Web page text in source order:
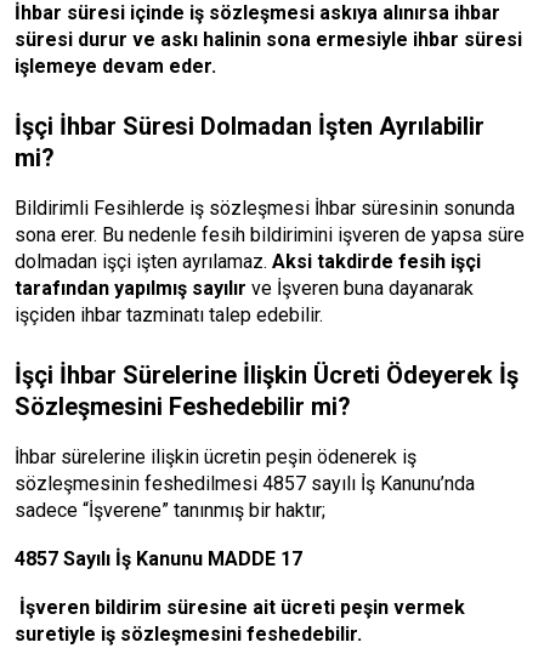
İhbar süresi içinde iş sözleşmesi askıya alınırsa ihbar
süresi durur ve askı halinin sona ermesiyle ihbar süresi
işlemeye devam eder.
İşçi İhbar Süresi Dolmadan İşten Ayrılabilir
mi?
Bildirimli Fesihlerde iş sözleşmesi İhbar süresinin sonunda
sona erer. Bu nedenle fesih bildirimini işveren de yapsa süre
dolmadan işçi işten ayrılamaz. Aksi takdirde fesih işçi
tarafından yapılmış sayılır ve İşveren buna dayanarak
işçiden ihbar tazminatı talep edebilir.
İşçi İhbar Sürelerine İlişkin Ücreti Ödeyerek İş
Sözleşmesini Feshedebilir mi?
İhbar sürelerine ilişkin ücretin peşin ödenerek iş
sözleşmesinin feshedilmesi 4857 sayılı İş Kanunu’nda
sadece “İşverene” tanınmış bir haktır;
4857 Sayılı İş Kanunu MADDE 17
İşveren bildirim süresine ait ücreti peşin vermek
suretiyle iş sözleşmesini feshedebilir.